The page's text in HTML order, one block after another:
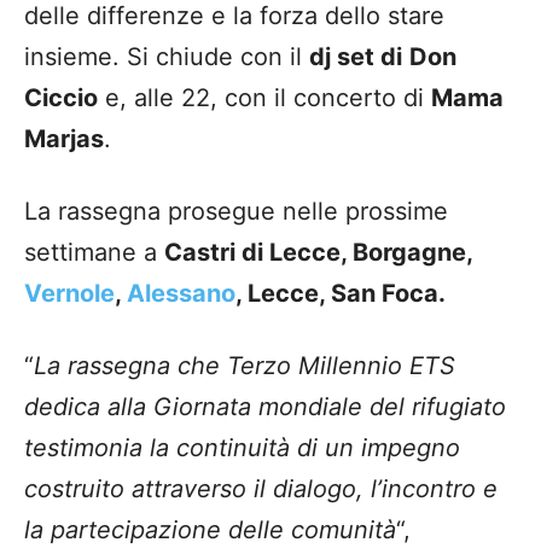
delle differenze e la forza dello stare
insieme. Si chiude con il dj set di Don
Ciccio e, alle 22, con il concerto di Mama
Marjas.
La rassegna prosegue nelle prossime
settimane a Castri di Lecce, Borgagne,
Vernole, Alessano, Lecce, San Foca.
“La rassegna che Terzo Millennio ETS
dedica alla Giornata mondiale del rifugiato
testimonia la continuità di un impegno
costruito attraverso il dialogo, l’incontro e
la partecipazione delle comunità“,